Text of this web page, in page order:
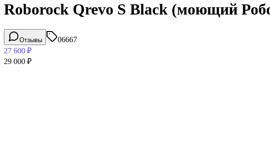
Roborock Qrevo S Black (моющий
Отзывы
06667
27 600 ₽
29 000 ₽